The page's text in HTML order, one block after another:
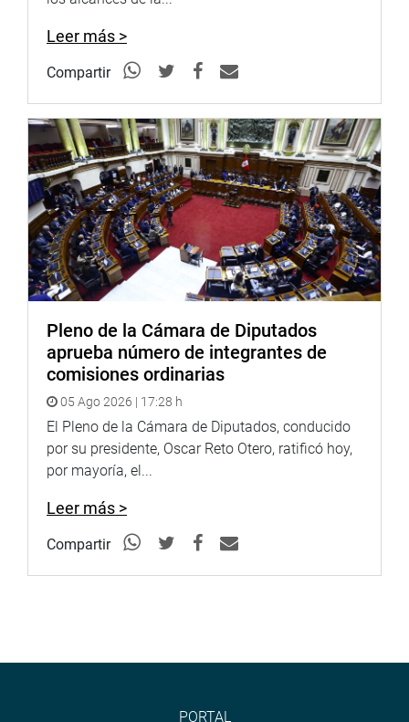
INSTITUCIONAL
Leer más >
Compartir
Pleno de la Cámara de Diputados
aprueba número de integrantes de
comisiones ordinarias
05 Ago 2026 | 17:28 h
El Pleno de la Cámara de Diputados, conducido
por su presidente, Oscar Reto Otero, ratificó hoy,
por mayoría, el...
Leer más >
Compartir
PORTAL